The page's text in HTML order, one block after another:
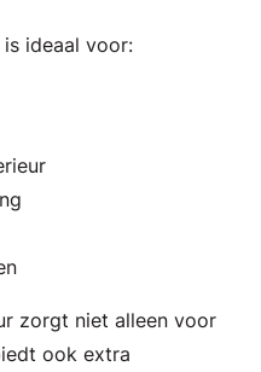
ideaal voor:
zorgt niet alleen voor
ook extra